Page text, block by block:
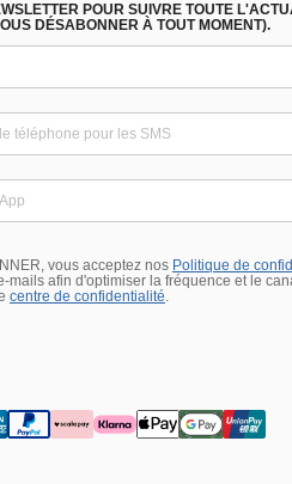
POUR SUIVRE TOUTE
DÉSABONNER À TOUT MOMENT).
vous acceptez nos Politique de
mails afin d'optimiser la fréquence et le
centre de confidentialité.